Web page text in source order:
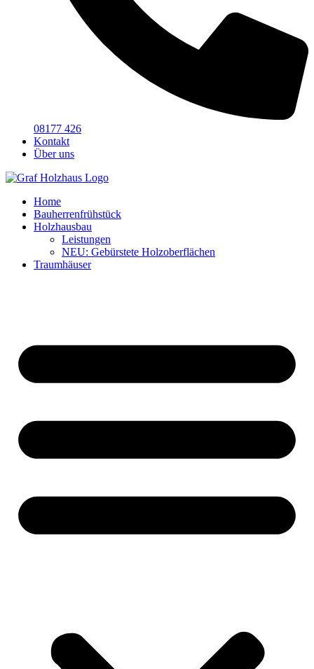
08177 426
Kontakt
Über uns
Home
Bauherrenfrühstück
Holzhausbau
Leistungen
NEU: Gebürstete Holzoberflächen
Traumhäuser